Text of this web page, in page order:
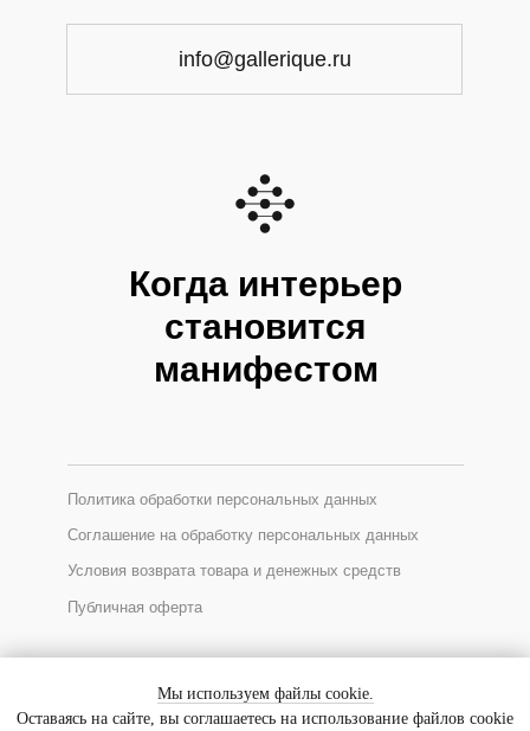
*Соцсеть Instagram запрещена в России, принадлежит Meta
Публичная оферта
Условия возврата товара и денежных средств
Соглашение на обработку персональных данных
Политика обработки персональных данных
Когда интерьер
становится
манифестом
info@gallerique.ru
Мы используем файлы cookie.
Оставаясь на сайте, вы соглашаетесь на использование файлов cookie